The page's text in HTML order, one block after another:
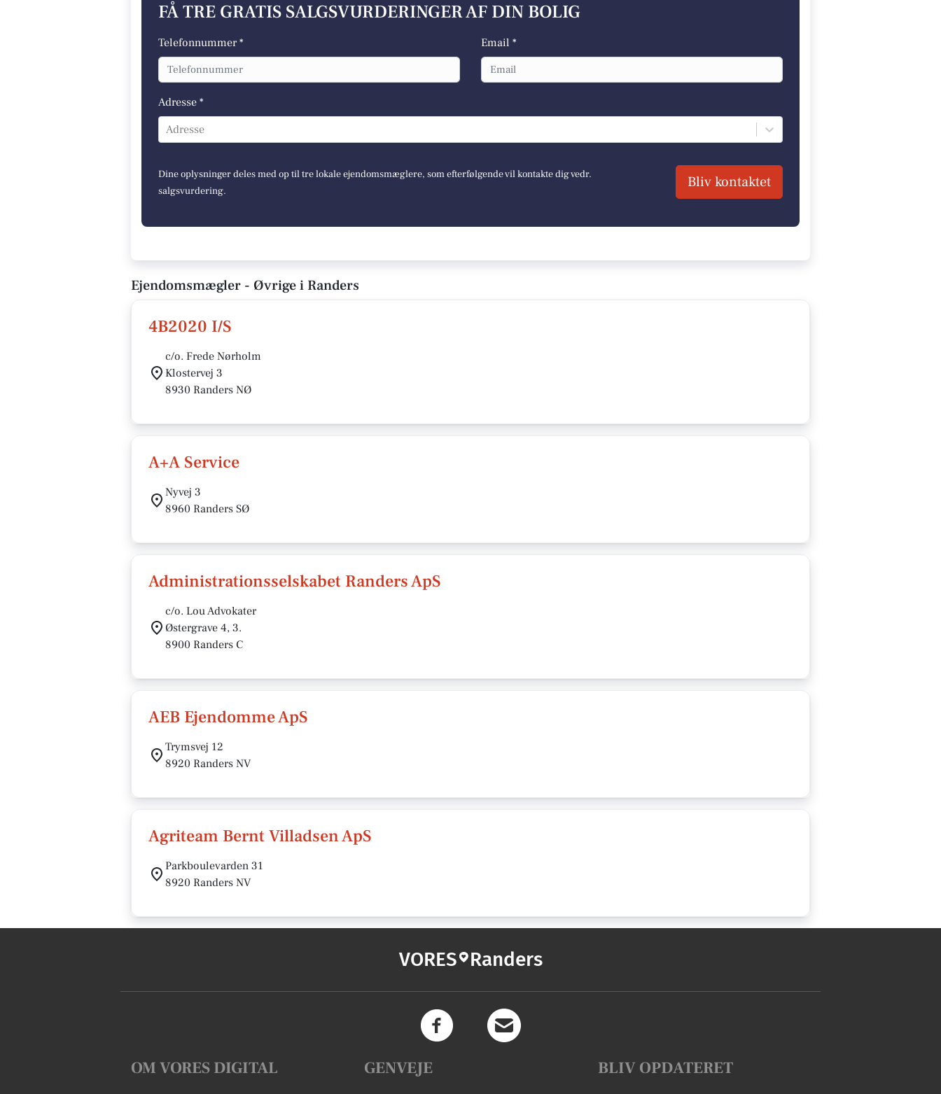
FÅ TRE GRATIS SALGSVURDERINGER AF DIN BOLIG
Telefonnummer * Email *
Adresse *
Adresse
Dine oplysninger deles med op til tre lokale ejendomsmæglere, som efterfølgende vil kontakte dig vedr.
salgsvurdering.
Bliv kontaktet
Ejendomsmægler - Øvrige i Randers
4B2020 I/S
c/o. Frede Nørholm
Klostervej 3
8930 Randers NØ
A+A Service
Nyvej 3
8960 Randers SØ
Administrationsselskabet Randers ApS
c/o. Lou Advokater
Østergrave 4, 3.
8900 Randers C
AEB Ejendomme ApS
Trymsvej 12
8920 Randers NV
Agriteam Bernt Villadsen ApS
Parkboulevarden 31
8920 Randers NV
VORES Randers
OM VORES DIGITAL GENVEJE BLIV OPDATERET